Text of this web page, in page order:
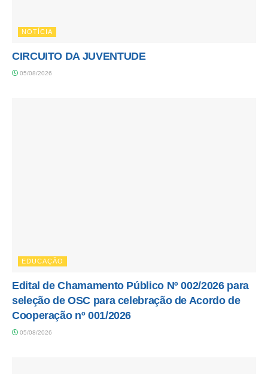
NOTÍCIA
CIRCUITO DA JUVENTUDE
05/08/2026
EDUCAÇÃO
Edital de Chamamento Público Nº 002/2026 para
seleção de OSC para celebração de Acordo de
Cooperação nº 001/2026
05/08/2026